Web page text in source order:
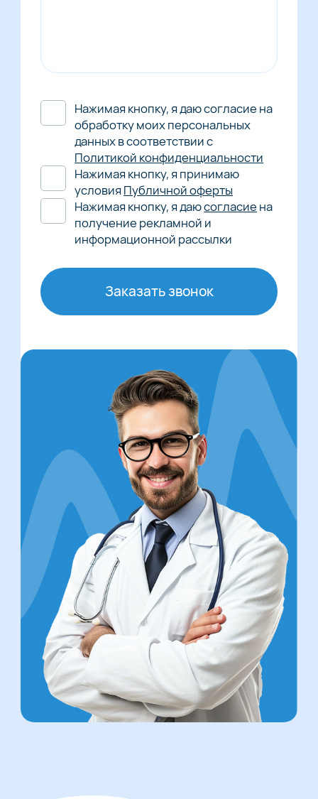
Нажимая кнопку, я даю согласие на
обработку моих персональных
данных в соответствии с
Политикой конфиденциальности
Нажимая кнопку, я принимаю
условия Публичной оферты
Нажимая кнопку, я даюсогласие на
получение рекламной и
информационной рассылки
Заказать звонок